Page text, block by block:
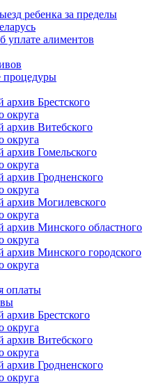
ребенка за пределы
уплате алиментов
процедуры
Брестского
округа
архив Витебского
округа
архив Гомельского
округа
архив Гродненского
округа
архив Могилевского
округа
архив Минского областного
округа
архив Минского городского
округа
оплаты
Брестского
округа
архив Витебского
округа
архив Гродненского
округа